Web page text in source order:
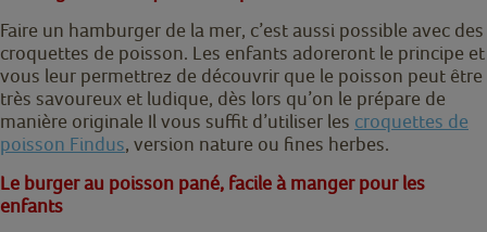
Faire un hamburger de la mer, c’est aussi possible avec des
croquettes de poisson. Les enfants adoreront le principe et
vous leur permettrez de découvrir que le poisson peut être
très savoureux et ludique, dès lors qu’on le prépare de
manière originale Il vous suffit d’utiliser les croquettes de
poisson Findus, version nature ou fines herbes.
Le burger au poisson pané, facile à manger pour les
enfants